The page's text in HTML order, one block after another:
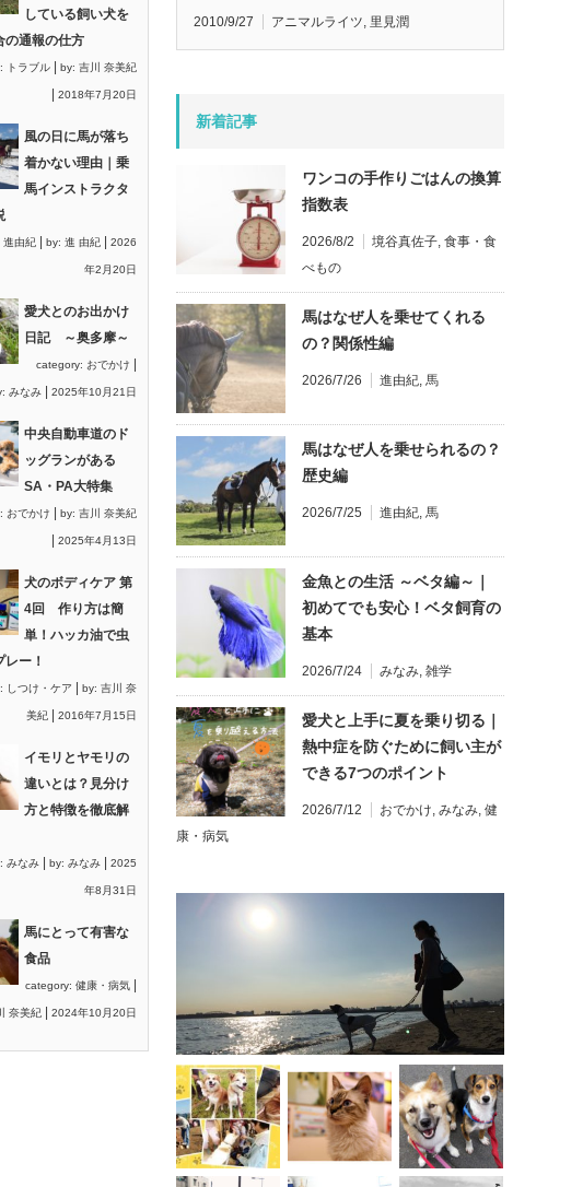
している飼い犬を
の通報の仕方
トラブル by: 吉川 奈美紀
2018年7月20日
風の日に馬が落ち
着かない理由｜乗
馬インストラクタ
進由紀 by: 進 由紀 2026
年2月20日
愛犬とのお出かけ
日記 ～奥多摩～
category: おでかけ
みなみ 2025年10月21日
中央自動車道のド
ッグランがある
SA・PA大特集
おでかけ by: 吉川 奈美紀
2025年4月13日
犬のボディケア 第
4回 作り方は簡
単！ハッカ油で虫
レー！
しつけ・ケア by: 吉川 奈
美紀 2016年7月15日
イモリとヤモリの
違いとは？見分け
方と特徴を徹底解
みなみ by: みなみ 2025
年8月31日
馬にとって有害な
食品
category: 健康・病気
奈美紀 2024年10月20日
2010/9/27 アニマルライツ, 里見潤
新着記事
ワンコの手作りごはんの換算
指数表
2026/8/2 境谷真佐子, 食事・食
べもの
馬はなぜ人を乗せてくれる
の？関係性編
2026/7/26 進由紀, 馬
馬はなぜ人を乗せられるの？
歴史編
2026/7/25 進由紀, 馬
金魚との生活 ～ベタ編～｜
初めてでも安心！ベタ飼育の
基本
2026/7/24 みなみ, 雑学
愛犬と上手に夏を乗り切る｜
熱中症を防ぐために飼い主が
できる7つのポイント
2026/7/12 おでかけ, みなみ, 健
康・病気